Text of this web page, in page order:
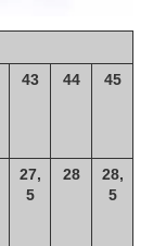
43 44 45
27,
5
28
28,
5